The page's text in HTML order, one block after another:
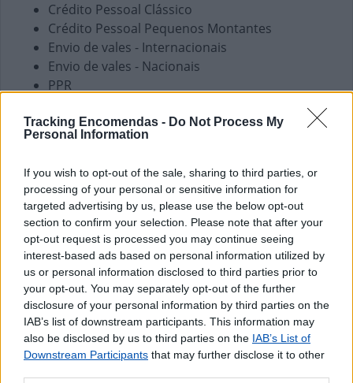
Tracking Encomendas - Do Not Process My
Personal Information
If you wish to opt-out of the sale, sharing to third parties, or
processing of your personal or sensitive information for
targeted advertising by us, please use the below opt-out
section to confirm your selection. Please note that after your
opt-out request is processed you may continue seeing
interest-based ads based on personal information utilized by
us or personal information disclosed to third parties prior to
your opt-out. You may separately opt-out of the further
disclosure of your personal information by third parties on the
IAB’s list of downstream participants. This information may
also be disclosed by us to third parties on the IAB’s List of
Downstream Participants that may further disclose it to other
Crédito Pessoal Clássico
Crédito Pessoal Pequenos Montantes
Envio de vales - Internacionais
Envio de vales - Nacionais
PPR
Pagamento de Faturas
Pagamento de Impostos
Pagamento de Vales
Seguros Capitalização
Seguros Reais
Western Union
Outros Serviços
Bilhetes para Espetáculos
Brinquedos e Jogos
CDs e DVDs
Carregamento de Telemóveis